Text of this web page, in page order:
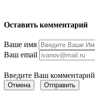
Оставить комментарий
Ваше имя
Ваш email
Введите Ваш комментарий
Отмена Отправить